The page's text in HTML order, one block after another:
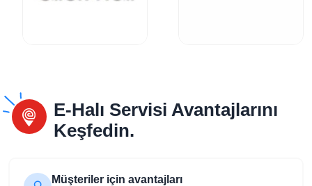
E-Halı Servisi Avantajlarını
Keşfedin.
Müşteriler için avantajları